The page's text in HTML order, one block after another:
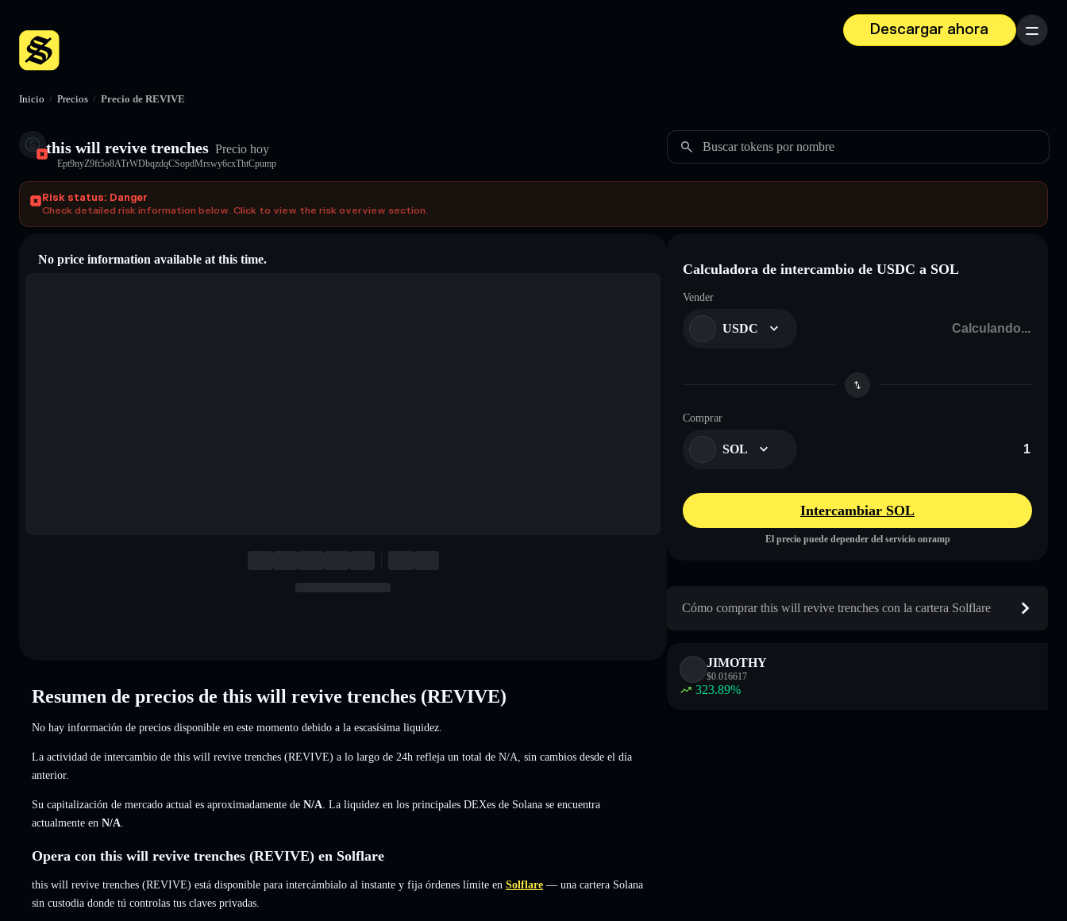
Descargar ahora
Menú
Inicio / Precios / Precio de REVIVE
this will revive trenches Precio hoy
Ept9nyZ9ft5o8ATrWDbqzdqCSopdMrswy6cxThtCpump
Buscar tokens por nombre
Risk status: Danger
Check detailed risk information below. Click to view the risk overview section.
No price information available at this time.
Resumen de precios de this will revive trenches (REVIVE)
No hay información de precios disponible en este momento debido a la escasísima liquidez.
La actividad de intercambio de this will revive trenches (REVIVE) a lo largo de 24h refleja un total de N/A sin cambios desde el día
anterior.
Su capitalización de mercado actual es aproximadamente de N/A . La liquidez en los principales DEXes de Solana se encuentra
actualmente en N/A
Opera con this will revive trenches (REVIVE) en Solflare
this will revive trenches (REVIVE) está disponible para intercámbialo al instante y fija órdenes límite en Solflare — una cartera Solana
sin custodia donde tú controlas tus claves privadas.
Calculadora de intercambio de USDC a SOL
Vender
USDC
Comprar
SOL
Intercambiar SOL
El precio puede depender del servicio onramp
Cómo comprar this will revive trenches con la cartera Solflare
JIMOTHY
$0.016617
323.89%